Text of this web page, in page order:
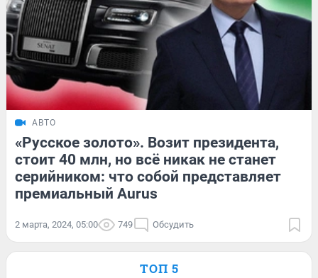
АВТО
«Русское золото». Возит президента,
стоит 40 млн, но всё никак не станет
серийником: что собой представляет
премиальный Aurus
2 марта, 2024, 05:00 749 Обсудить
ТОП 5